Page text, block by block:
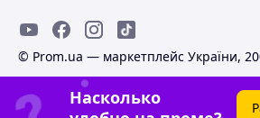
© Prom.ua — маркетплейс України,
Насколько